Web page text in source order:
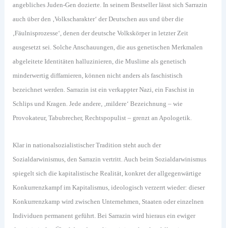
angebliches Juden-Gen dozierte. In seinem Bestseller lässt sich Sarrazin
auch über den ‚Volkscharakter‘ der Deutschen aus und über die
‚Fäulnisprozesse‘, denen der deutsche Volkskörper in letzter Zeit
ausgesetzt sei. Solche Anschauungen, die aus genetischen Merkmalen
abgeleitete Identitäten halluzinieren, die Muslime als genetisch
minderwertig diffamieren, können nicht anders als faschistisch
bezeichnet werden. Sarrazin ist ein verkappter Nazi, ein Faschist in
Schlips und Kragen. Jede andere, ‚mildere‘ Bezeichnung – wie
Provokateur, Tabubrecher, Rechtspopulist – grenzt an Apologetik.
Klar in nationalsozialistischer Tradition steht auch der
Sozialdarwinismus, den Sarrazin vertritt. Auch beim Sozialdarwinismus
spiegelt sich die kapitalistische Realität, konkret der allgegenwärtige
Konkurrenzkampf im Kapitalismus, ideologisch verzerrt wieder: dieser
Konkurrenzkamp wird zwischen Unternehmen, Staaten oder einzelnen
Individuen permanent geführt. Bei Sarrazin wird hieraus ein ewiger